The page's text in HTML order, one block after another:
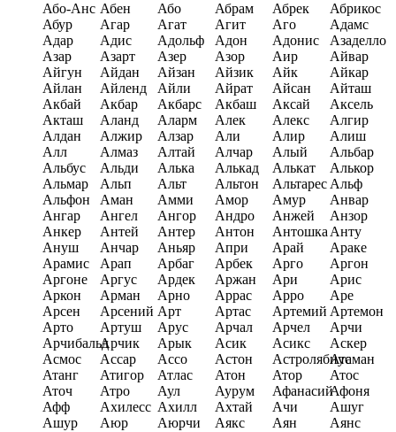
Або-Анс Абен Або Абрам Абрек
Абрикос
Абур
Агар Агат Агит Аго
Адамс
Адар
Адис Адольф Адон Адонис
Азаделло
Азар
Азарт Азер Азор Аир
Айвар
Айгун
Айдан Айзан Айзик Айк
Айкар
Айлан
Айленд Айли Айрат Айсан
Айташ
Акбай
Акбар Акбарс Акбаш Аксай
Аксель
Акташ
Аланд Аларм Алек Алекс
Алгир
Алдан
Алжир Алзар Али Алир
Алиш
Алл
Алмаз Алтай Алчар Алый
Альбар
Альбус
Альди Алька Алькад Алькат
Алькор
Альмар
Альп Альт Альтон Альтарес Альф
Альфон
Аман Амми Амор Амур
Анвар
Ангар
Ангел Ангор Андро Анжей
Анзор
Анкер
Антей Антер Антон Антошка Анту
Ануш
Анчар Аньяр Апри Арай
Араке
Арамис
Арап Арбаг Арбек Арго
Аргон
Аргоне
Аргус Ардек Аржан Ари
Арис
Аркон
Арман Арно Аррас Арро
Аре
Арсен
Арсений Арт Артас Артемий Артемон
Арто
Артуш Арус Арчал Арчел
Арчи
АрчибальдАрчик Арык Асик Асикс
Аскер
Асмос
Ассар Ассо Астон АстролябиусАтаман
Атанг
Атигор Атлас Атон Атор
Атос
Аточ
Атро Аул Аурум АфанасийАфоня
Афф
Ахилесс Ахилл Ахтай Ачи
Ашуг
Ашур
Аюр Аюрчи Аякс Аян Аянс